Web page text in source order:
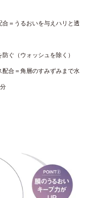
＝うるおいを与えハリと透
ぐ（ウォッシュを除く）
合＝角層のすみずみまで水